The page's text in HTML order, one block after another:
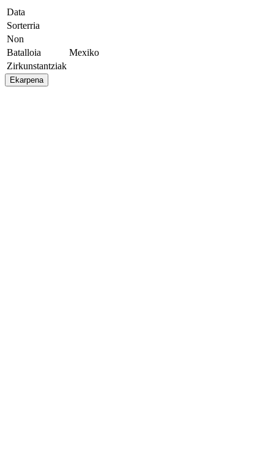
Data
Sorterria
Non
Batalloia
Mexiko
Zirkunstantziak